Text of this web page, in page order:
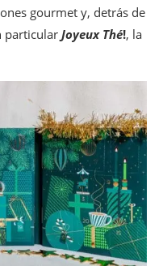
gourmet y, detrás de
particular Joyeux Thé!, la